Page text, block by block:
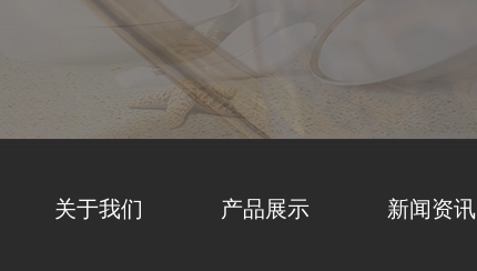
1 2
关于我们 产品展示 新闻资讯